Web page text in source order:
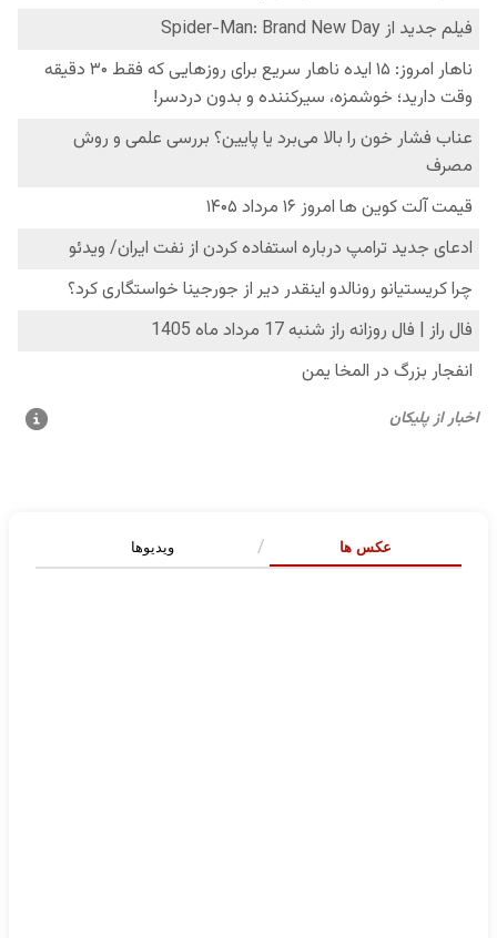
عکس ها ویدیوها